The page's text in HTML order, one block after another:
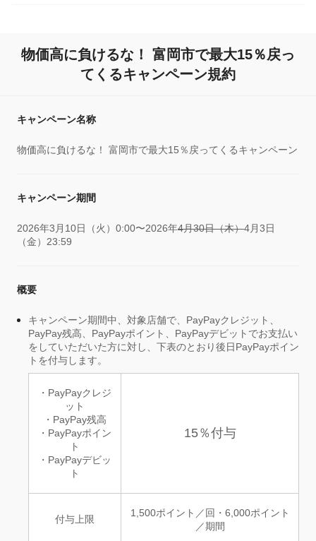
物価高に負けるな！ 富岡市で最大15％戻っ
てくるキャンペーン規約
キャンペーン名称
物価高に負けるな！ 富岡市で最大15％戻ってくるキャンペーン
キャンペーン期間
2026年3月10日（火）0:00〜2026年4月30日（木）4月3日
（金）23:59
概要
キャンペーン期間中、対象店舗で、PayPayクレジット、
PayPay残高、PayPayポイント、PayPayデビットでお支払い
をしていただいた方に対し、下表のとおり後日PayPayポイン
トを付与します。
・PayPayクレジ
ット
・PayPay残高
・PayPayポイン
ト
・PayPayデビッ
ト
15％付与
付与上限
1,500ポイント／回・6,000ポイント
／期間